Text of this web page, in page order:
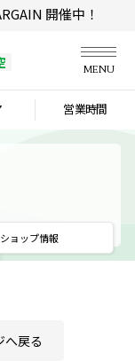
開催中！
MENU
営業時間
ショップ情報
へ戻る